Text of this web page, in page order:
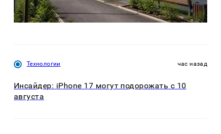
Технологии час назад
Инсайдер: iPhone 17 могут подорожать с 10
августа